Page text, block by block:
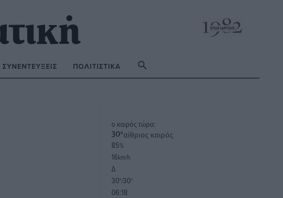
ΣΥΝΕΝΤΕΎΞΕΙΣ ΠΟΛΙΤΙΣΤΙΚΆ
o καιρός τώρα:
30°αίθριος καιρός
85%
16km/h
Δ
30°/30°
06:18